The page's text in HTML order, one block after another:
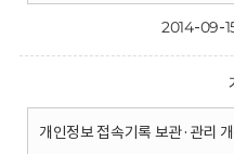
2014-09-
개인정보 접속기록 보관·관리